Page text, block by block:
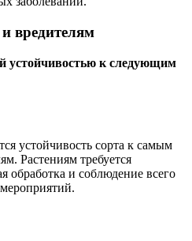
вредителям
устойчивостью к следующим
устойчивость сорта к самым
Растениям требуется
обработка и соблюдение всего